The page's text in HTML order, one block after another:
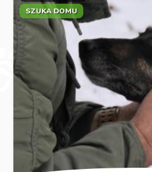
SZUKA DOMU